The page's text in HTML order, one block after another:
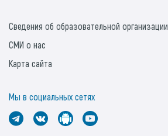
Сведения об образовательной организации
СМИ о нас
Карта сайта
Мы в социальных сетях